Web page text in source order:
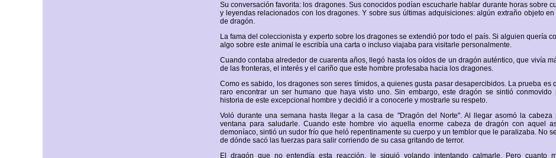
Su conversación favorita: los dragones. Sus conocidos podían escucharle hablar durante horas sobre
y leyendas relacionados con los dragones. Y sobre sus últimas adquisiciones: algún extraño objeto en
de dragón.
La fama del coleccionista y experto sobre los dragones se extendió por todo el país. Si alguien quería
algo sobre este animal le escribía una carta o incluso viajaba para visitarle personalmente.
Cuando contaba alrededor de cuarenta años, llegó hasta los oídos de un dragón auténtico, que vivía
de las fronteras, el interés y el cariño que este hombre profesaba hacia los dragones.
Como es sabido, los dragones son seres tímidos, a quienes gusta pasar desapercibidos. La prueba es
raro encontrar un ser humano que haya visto uno. Sin embargo, este dragón se sintió conmovido
historia de este excepcional hombre y decidió ir a conocerle y mostrarle su respeto.
Voló durante una semana hasta llegar a la casa de "Dragón del Norte". Al llegar asomó la cabeza
ventana para saludarle. Cuando este hombre vio aquella enorme cabeza de dragón con aquel
demoníaco, sintió un sudor frío que heló repentinamente su cuerpo y un temblor que le paralizaba. No
de dónde sacó las fuerzas para salir corriendo de su casa gritando de terror.
El dragón que no entendía esta reacción, le siguió volando intentando calmarle. Pero cuanto